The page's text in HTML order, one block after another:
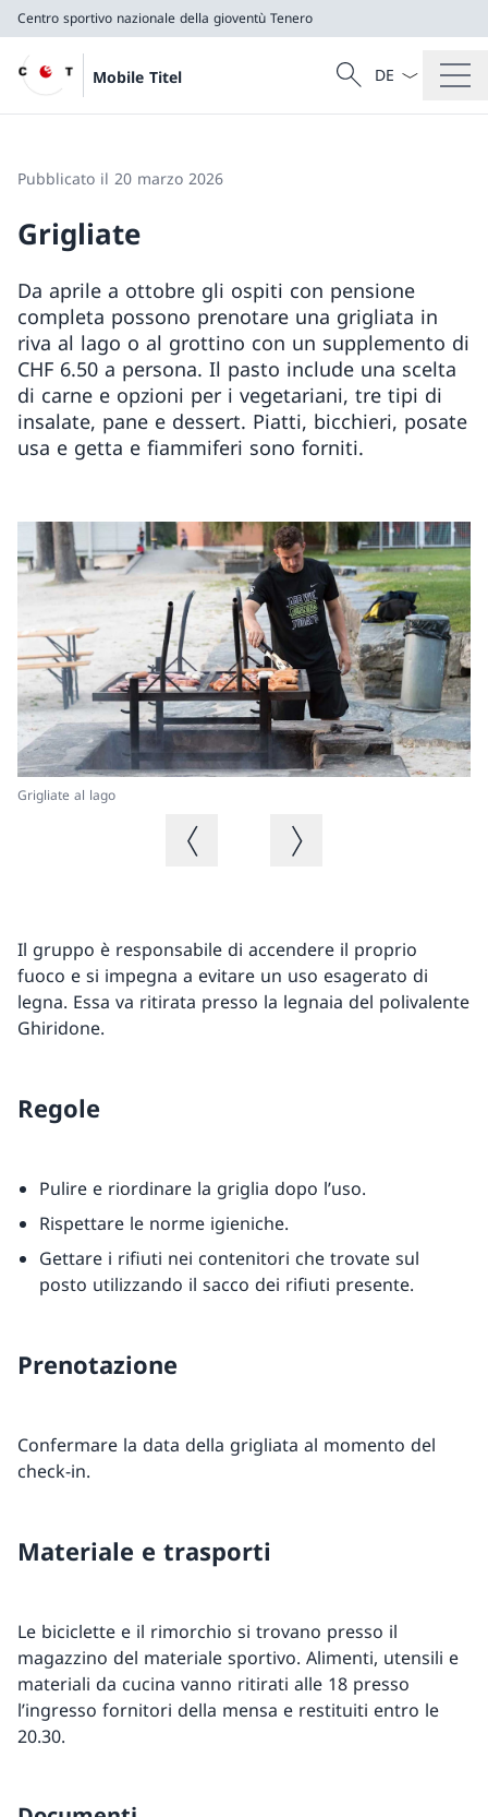
Centro sportivo nazionale della gioventù Tenero
Mobile Titel
Cercare
Ricerca
Dal menu a
Pubblicato il 20 marzo 2026
Grigliate
Da aprile a ottobre gli ospiti con pensione
completa possono prenotare una grigliata in
riva al lago o al grottino con un supplemento di
CHF 6.50 a persona. Il pasto include una scelta
di carne e opzioni per i vegetariani, tre tipi di
insalate, pane e dessert. Piatti, bicchieri, posate
usa e getta e fiammiferi sono forniti.
Grigliate al lago
Immagine precedenteImmagine successiva
Il gruppo è responsabile di accendere il proprio
fuoco e si impegna a evitare un uso esagerato di
legna. Essa va ritirata presso la legnaia del polivalente
Ghiridone.
Regole
Pulire e riordinare la griglia dopo l’uso.
Rispettare le norme igieniche.
Gettare i rifiuti nei contenitori che trovate sul
posto utilizzando il sacco dei rifiuti presente.
Prenotazione
Confermare la data della grigliata al momento del
check-in.
Materiale e trasporti
Le biciclette e il rimorchio si trovano presso il
magazzino del materiale sportivo. Alimenti, utensili e
materiali da cucina vanno ritirati alle 18 presso
l’ingresso fornitori della mensa e restituiti entro le
20.30.